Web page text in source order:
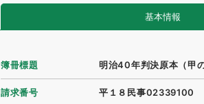
基本情報
簿冊標題 明治40年判決原本（甲
請求番号 平１８民事02339100